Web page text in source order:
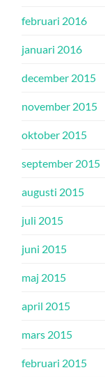
februari 2016
januari 2016
december 2015
november 2015
oktober 2015
september 2015
augusti 2015
juli 2015
juni 2015
maj 2015
april 2015
mars 2015
februari 2015